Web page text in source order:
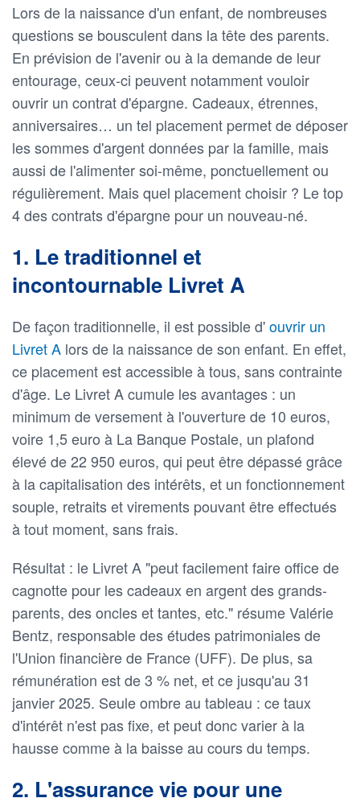
Lors de la naissance d'un enfant, de nombreuses
questions se bousculent dans la tête des parents.
En prévision de l'avenir ou à la demande de leur
entourage, ceux-ci peuvent notamment vouloir
ouvrir un contrat d'épargne. Cadeaux, étrennes,
anniversaires… un tel placement permet de déposer
les sommes d'argent données par la famille, mais
aussi de l'alimenter soi-même, ponctuellement ou
régulièrement. Mais quel placement choisir ? Le top
4 des contrats d'épargne pour un nouveau-né.
1. Le traditionnel et
incontournable Livret A
De façon traditionnelle, il est possible d'ouvrir un
Livret A lors de la naissance de son enfant. En effet,
ce placement est accessible à tous, sans contrainte
d'âge. Le Livret A cumule les avantages : un
minimum de versement à l'ouverture de 10 euros,
voire 1,5 euro à La Banque Postale, un plafond
élevé de 22 950 euros, qui peut être dépassé grâce
à la capitalisation des intérêts, et un fonctionnement
souple, retraits et virements pouvant être effectués
à tout moment, sans frais.
Résultat : le Livret A "peut facilement faire office de
cagnotte pour les cadeaux en argent des grands-
parents, des oncles et tantes, etc." résume Valérie
Bentz, responsable des études patrimoniales de
l'Union financière de France (UFF). De plus, sa
rémunération est de 3 % net, et ce jusqu'au 31
janvier 2025. Seule ombre au tableau : ce taux
d'intérêt n'est pas fixe, et peut donc varier à la
hausse comme à la baisse au cours du temps.
2. L'assurance vie pour une